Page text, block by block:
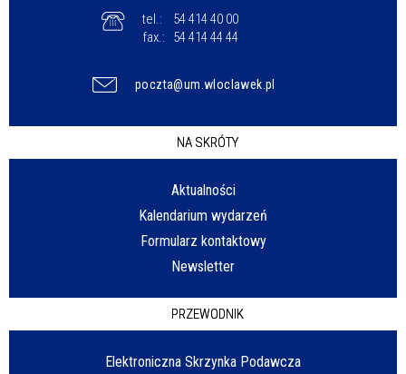
tel.:
54 414 40 00
fax.:
54 414 44 44
poczta@um.wloclawek.pl
NA SKRÓTY
Aktualności
Kalendarium wydarzeń
Formularz kontaktowy
Newsletter
PRZEWODNIK
Elektroniczna Skrzynka Podawcza